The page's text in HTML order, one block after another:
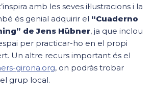
amb les seves il·lustracions i la
és genial adquirir el “Cuaderno
de Jens Hübner, ja que inclou
per practicar-ho en el propi
Un altre recurs important és el
girona.org, on podràs trobar
grup local.